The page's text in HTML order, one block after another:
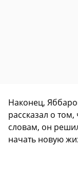
Наконец,
рассказал о
словам, он
начать новую